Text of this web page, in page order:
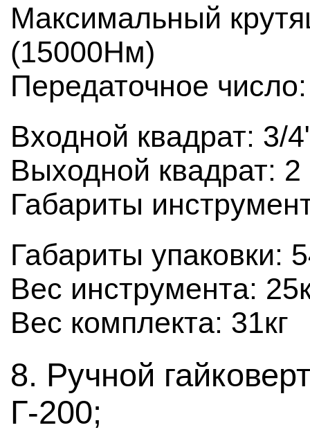
Максимальный
(15000Нм)
Передаточное
Входной квадрат: 3/
Выходной квадрат:
Габариты
Габариты упаковки:
Вес инструмента:
Вес комплекта: 31кг
8. Ручной
Г-200;